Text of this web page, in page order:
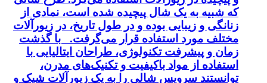
که شبیه به یک شال پیچیده شده است، نمادی از
زنانگی و زیبایی بوده و در طول تاریخ، در زیورآلات
مختلف مورد استفاده قرار می‌گرفت. با گذشت
زمان و پیشرفت تکنولوژی، طراحان ایتالیایی با
استفاده از مواد باکیفیت و تکنیک‌های مدرن،
توانستند سرویس شالی را به یک زیورآلات شیک و